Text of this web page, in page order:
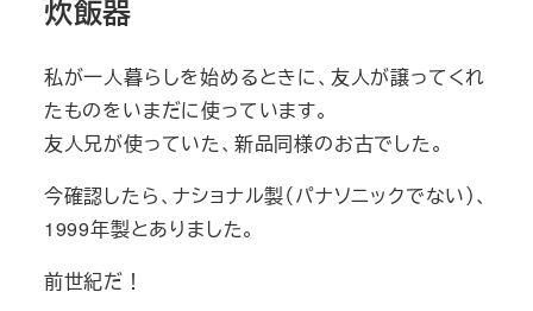
炊飯器
私が一人暮らしを始めるときに、友人が譲ってくれ
たものをいまだに使っています。
友人兄が使っていた、新品同様のお古でした。
今確認したら、ナショナル製（パナソニックでない）、
1999年製とありました。
前世紀だ！